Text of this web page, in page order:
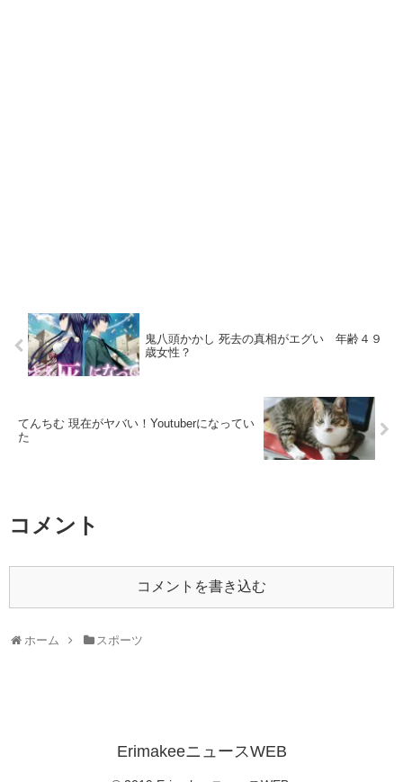
鬼八頭かかし 死去の真相がエグい 年齢４９
歳女性？
てんちむ 現在がヤバい！Youtuberになってい
た
コメント
コメントを書き込む
ホーム スポーツ
ErimakeeニュースWEB